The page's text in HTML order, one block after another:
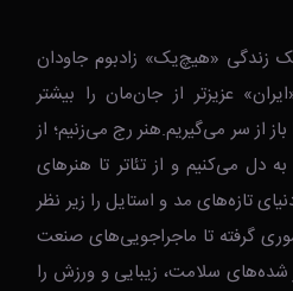
زندگی‌ «هیچ‌یک» زادبوم جاودان
عزیزتر از جان‌مان را بیشتر
از سر می‌گیریم.هنر رج می‌زنیم؛ از
دل می‌کنیم و از تئاتر تا هنرهای
تازه‌های مد و استایل را زیر نظر
گرفته تا ماجراجویی‌های صنعت
سلامت، زیبایی و ورزش را